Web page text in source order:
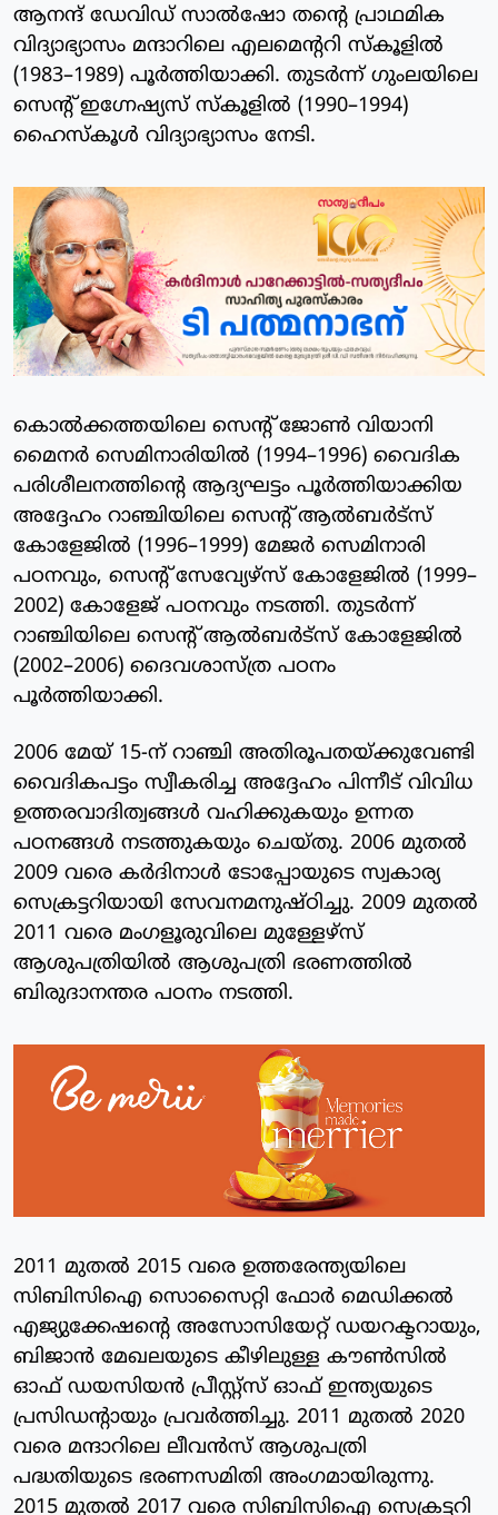
ആനന്ദ് ഡേവിഡ് സാൽഷോ തന്റെ പ്രാഥമിക
വിദ്യാഭ്യാസം മന്ദാറിലെ എലമെന്ററി സ്കൂളിൽ
(1983–1989) പൂർത്തിയാക്കി. തുടർന്ന് ഗുംലയിലെ
സെന്റ് ഇഗ്നേഷ്യസ് സ്കൂളിൽ (1990–1994)
ഹൈസ്കൂൾ വിദ്യാഭ്യാസം നേടി.
കൊൽക്കത്തയിലെ സെന്റ് ജോൺ വിയാനി
മൈനർ സെമിനാരിയിൽ (1994–1996) വൈദിക
പരിശീലനത്തിന്റെ ആദ്യഘട്ടം പൂർത്തിയാക്കിയ
അദ്ദേഹം റാഞ്ചിയിലെ സെന്റ് ആൽബർട്സ്
കോളേജിൽ (1996–1999) മേജർ സെമിനാരി
പഠനവും, സെന്റ് സേവ്യേഴ്സ് കോളേജിൽ (1999–
2002) കോളേജ് പഠനവും നടത്തി. തുടർന്ന്
റാഞ്ചിയിലെ സെന്റ് ആൽബർട്സ് കോളേജിൽ
(2002–2006) ദൈവശാസ്ത്ര പഠനം
പൂർത്തിയാക്കി.
2006 മേയ് 15-ന് റാഞ്ചി അതിരൂപതയ്ക്കുവേണ്ടി
വൈദികപട്ടം സ്വീകരിച്ച അദ്ദേഹം പിന്നീട് വിവിധ
ഉത്തരവാദിത്വങ്ങൾ വഹിക്കുകയും ഉന്നത
പഠനങ്ങൾ നടത്തുകയും ചെയ്തു. 2006 മുതൽ
2009 വരെ കർദിനാൾ ടോപ്പോയുടെ സ്വകാര്യ
സെക്രട്ടറിയായി സേവനമനുഷ്ഠിച്ചു. 2009 മുതൽ
2011 വരെ മംഗളൂരുവിലെ മുള്ളേഴ്സ്
ആശുപത്രിയിൽ ആശുപത്രി ഭരണത്തിൽ
ബിരുദാനന്തര പഠനം നടത്തി.
2011 മുതൽ 2015 വരെ ഉത്തരേന്ത്യയിലെ
സിബിസിഐ സൊസൈറ്റി ഫോർ മെഡിക്കൽ
എജ്യുക്കേഷന്റെ അസോസിയേറ്റ് ഡയറക്ടറായും,
ബിജാൻ മേഖലയുടെ കീഴിലുള്ള കൗൺസിൽ
ഓഫ് ഡയസിയൻ പ്രീസ്റ്റ്സ് ഓഫ് ഇന്ത്യയുടെ
പ്രസിഡന്റായും പ്രവർത്തിച്ചു. 2011 മുതൽ 2020
വരെ മന്ദാറിലെ ലീവൻസ് ആശുപത്രി
പദ്ധതിയുടെ ഭരണസമിതി അംഗമായിരുന്നു.
2015 മുതൽ 2017 വരെ സിബിസിഐ സെക്രട്ടറി